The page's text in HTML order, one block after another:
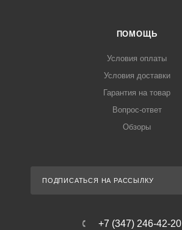
ПОМОЩЬ
Условия оплаты
Условия доставки
Гарантия на товар
Вопрос-ответ
Обзоры
ПОДПИСАТЬСЯ НА РАССЫЛКУ
+7 (347) 246-42-20